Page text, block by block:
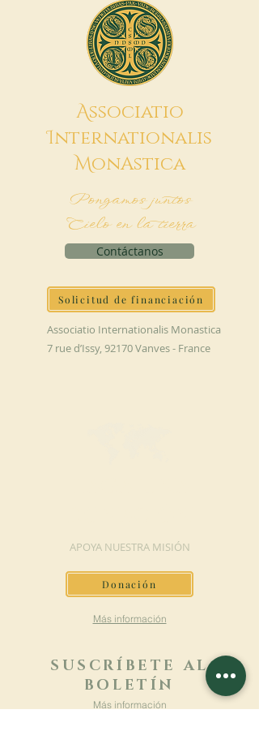
Associatio
Internationalis
MonAstica
Pongamos juntos
Cielo en la tierra
Contáctanos
Solicitud de financiación
Associatio Internationalis Monastica
7 rue d’Issy, 92170 Vanves - France
APOYA NUESTRA MISIÓN
Donación
Más información
SUSCRÍBETE AL
BOLETÍN
Más información